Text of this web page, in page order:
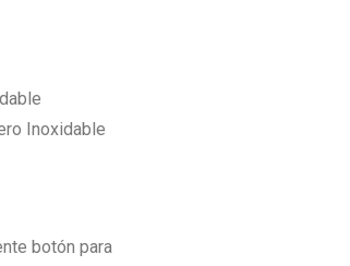
Inoxidable
botón para